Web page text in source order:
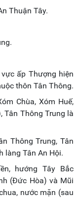
Thuận Tây.
ấp Thượng hiện
thôn Tân Thông.
Chùa, Xóm Huế,
Tân Thông Trung là
Thông Trung, Tân
làng Tân An Hội.
hướng Tây Bắc
(Đức Hòa) và Mũi
nước mặn (sau